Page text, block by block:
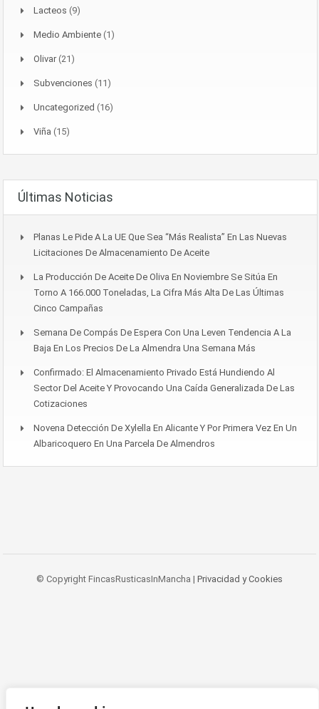
Lacteos (9)
Medio Ambiente (1)
Olivar(21)
Subvenciones (11)
Uncategorized (16)
Viña (15)
Últimas Noticias
Planas Le Pide A La UE Que Sea “más Realista” En Las Nuevas
Licitaciones De Almacenamiento De Aceite
La Producción De Aceite De Oliva En Noviembre Se Sitúa En
Torno A 166.000 Toneladas, La Cifra Más Alta De Las Últimas
Cinco Campañas
Semana De Compás De Espera Con Una Leven Tendencia A La
Baja En Los Precios De La Almendra Una Semana Más
Confirmado: El Almacenamiento Privado Está Hundiendo Al
Sector Del Aceite Y Provocando Una Caída Generalizada De Las
Cotizaciones
Novena Detección De Xylella En Alicante Y Por Primera Vez En Un
Albaricoquero En Una Parcela De Almendros
© Copyright FincasRusticasInMancha | Privacidad y Cookies